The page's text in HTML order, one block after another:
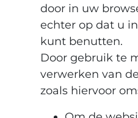
door in uw
echter op dat u
kunt benutten.
Door gebruik te
verwerken van
zoals hiervoor